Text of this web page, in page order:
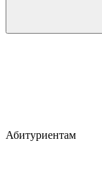
Абитуриентам